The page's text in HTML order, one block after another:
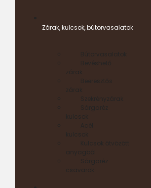
Zárak, kulcsok, bútorvasalatok
Bútorvasalatok
Bevéshető
zárak
Beeresztős
zárak
Szekrényzárak
Sárgaréz
kulcsok
Acél
kulcsok
Kulcsok ötvözött
anyagból
Sárgaréz
csavarok